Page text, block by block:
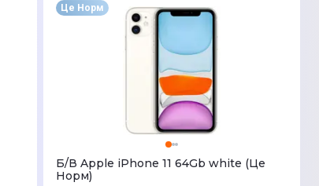
Б/В Apple iPhone 11 64Gb white (Це
Норм)
Це Норм